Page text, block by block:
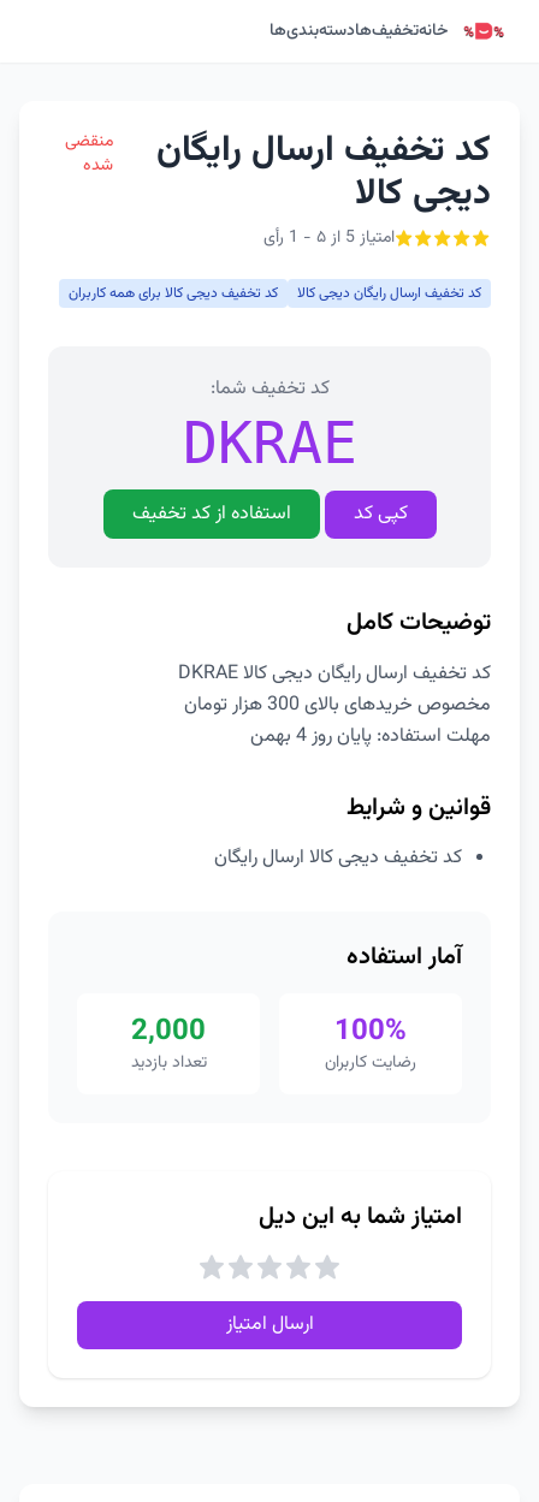
خانهتخفیف‌هادسته‌بندی‌ها
کد تخفیف ارسال رایگان
دیجی کالا
امتیاز 5 از ۵ - 1 رأی
منقضی
شده
کد تخفیف ارسال رایگان دیجی کالا کد تخفیف دیجی کالا برای همه کاربران
کد تخفیف شما:
DKRAE
کپی کد استفاده از کد تخفیف
توضیحات کامل
کد تخفیف ارسال رایگان دیجی کالا DKRAE
مخصوص خریدهای بالای 300 هزار تومان
مهلت استفاده: پایان روز 4 بهمن
قوانین و شرایط
کد تخفیف دیجی کالا ارسال رایگان
آمار استفاده
100%
رضایت کاربران
2,000
تعداد بازدید
امتیاز شما به این دیل
ارسال امتیاز